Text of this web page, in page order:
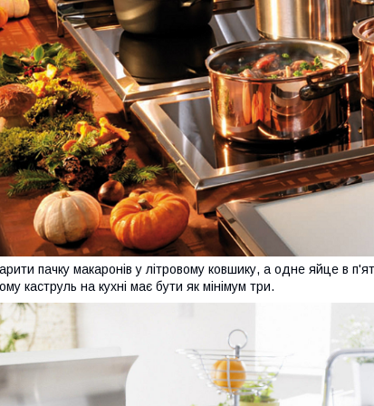
пачку макаронів у літровому ковшику, а одне яйце в
каструль на кухні має бути як мінімум три.